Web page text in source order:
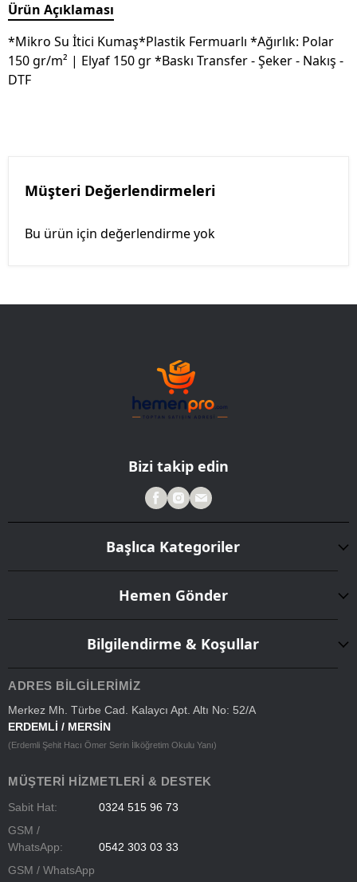
Ürün Açıklaması
*Mikro Su İtici Kumaş*Plastik Fermuarlı *Ağırlık: Polar
150 gr/m² | Elyaf 150 gr *Baskı Transfer - Şeker - Nakış -
DTF
Müşteri Değerlendirmeleri
Bu ürün için değerlendirme yok
Bizi takip edin
Başlıca Kategoriler
Hemen Gönder
Bilgilendirme & Koşullar
ADRES BILGILERIMIZ
Merkez Mh. Türbe Cad. Kalaycı Apt. Altı No: 52/A
ERDEMLİ / MERSİN
(Erdemli Şehit Hacı Ömer Serin İlköğretim Okulu Yanı)
MÜŞTERI HIZMETLERI & DESTEK
Sabit Hat:
0324 515 96 73
GSM /
WhatsApp:
0542 303 03 33
GSM / WhatsApp